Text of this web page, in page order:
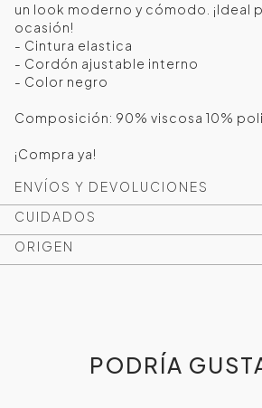
un look moderno y cómodo. ¡Ideal
ocasión!
- Cintura elastica
- Cordón ajustable interno
- Color negro
Composición: 90% viscosa 10%
¡Compra ya!
ENVÍOS Y DEVOLUCIONES
CUIDADOS
ORIGEN
PODRÍA